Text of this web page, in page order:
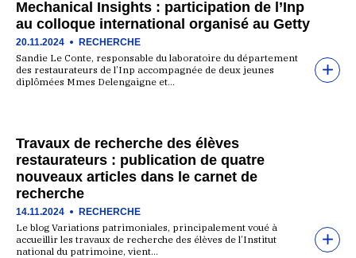
Mechanical Insights : participation de l’Inp
au colloque international organisé au Getty
20.11.2024 RECHERCHE
Sandie Le Conte, responsable du laboratoire du département
des restaurateurs de l’Inp accompagnée de deux jeunes
diplômées Mmes Delengaigne et…
Travaux de recherche des élèves
restaurateurs : publication de quatre
nouveaux articles dans le carnet de
recherche
14.11.2024 RECHERCHE
Le blog Variations patrimoniales, principalement voué à
accueillir les travaux de recherche des élèves de l’Institut
national du patrimoine, vient…